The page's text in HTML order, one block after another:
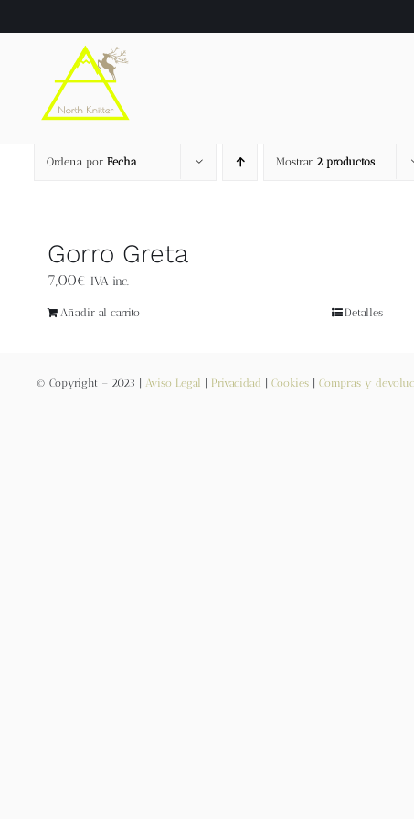
al
Ordena por Fecha Mostrar 2 productos
Gorro Greta
7,00€ IVA inc.
Añadir al carrito Detalles
© Copyright – 2023 | Aviso Legal Privacidad Cookies| Compras y